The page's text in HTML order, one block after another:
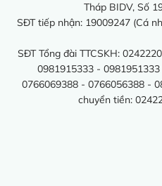
Tháp BIDV, Số
SĐT tiếp nhận: 19009247 (Cá
SĐT Tổng đài TTCSKH:
0981915333 -
0766069388 - 0766056388 -
chuyển tiền: